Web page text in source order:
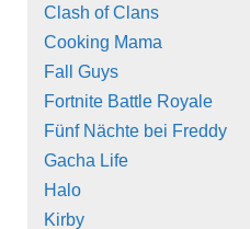
Clash of Clans
Cooking Mama
Fall Guys
Fortnite Battle Royale
Fünf Nächte bei Freddy
Gacha Life
Halo
Kirby